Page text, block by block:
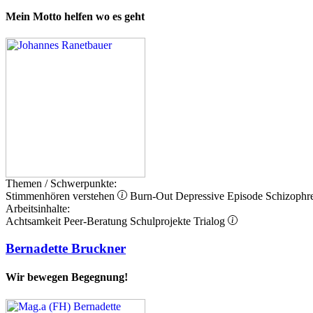
Mein Motto helfen wo es geht
Themen / Schwerpunkte:
Stimmenhören verstehen
Burn-Out Depressive Episode
Arbeitsinhalte:
Achtsamkeit Peer-Beratung Schulprojekte Trialog
Bernadette Bruckner
Wir bewegen Begegnung!